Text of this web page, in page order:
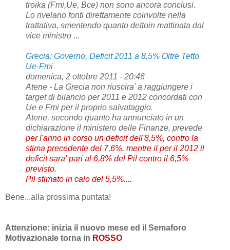
troika (Fmi,Ue, Bce) non sono ancora conclusi.
Lo rivelano fonti direttamente coinvolte nella
trattativa, smentendo quanto dettoin mattinata dal
vice ministro ...
Grecia: Governo, Deficit 2011 a 8,5% Oltre Tetto
Ue-Fmi
domenica, 2 ottobre 2011 - 20:46
Atene - La Grecia non riuscira' a raggiungere i
target di bilancio per 2011 e 2012 concordati con
Ue e Fmi per il proprio salvataggio.
Atene, secondo quanto ha annunciato in un
dichiarazione il ministero delle Finanze, prevede
per l'anno in corso un deficit dell'8,5%, contro la
stima precedente del 7,6%, mentre il per il 2012 il
deficit sara' pari al 6,8% del Pil contro il 6,5%
previsto.
Pil stimato in calo del 5,5%....
Bene...alla prossima puntata!
Attenzione: inizia il nuovo mese ed il Semaforo
Motivazionale torna in ROSSO